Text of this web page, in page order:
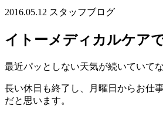
2016.05.12 スタッフブログ
イトーメディカルケア
最近パッとしない天気が続いていて
長い休日も終了し、月曜日からお仕
だと思います。